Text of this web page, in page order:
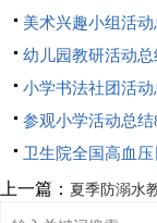
美术兴趣小组活
幼儿园教研活动总
小学书法社团活
参观小学活动总结
卫生院全国高血
上一篇： 夏季防溺水